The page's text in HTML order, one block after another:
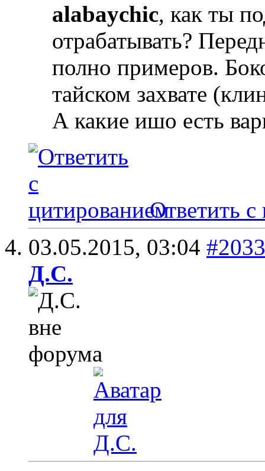
alabaychic, как ты
отрабатывать?
полно примеров.
тайском захвате
А какие ишо есть
Ответить с
03.05.2015, 03:04 #2033
Д.С.